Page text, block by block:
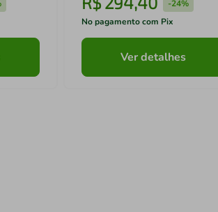
-24%
No pagamento com Pix
Ver detalhes